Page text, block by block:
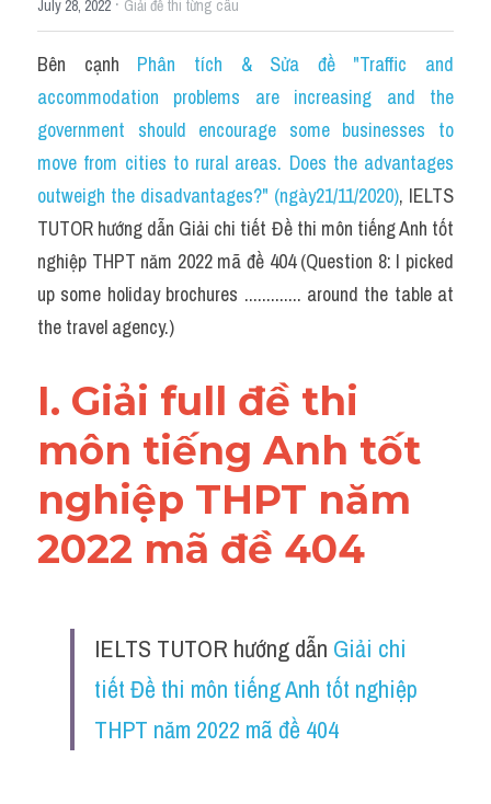
Idiom
Grammar
Collocation
Word form
Cách dùng từ
Phân biệt từ
Đề thi thật Task 2
Writing
Reading
Vocabulary
July 28, 2022 Giải đề thi từng câu
Bên cạnh Phân tích & Sửa đề "Traffic and
accommodation problems are increasing and the
government should encourage some businesses to
move from cities to rural areas. Does the advantages
outweigh the disadvantages?" (ngày21/11/2020), IELTS
TUTOR hướng dẫn Giải chi tiết Đề thi môn tiếng Anh tốt
nghiệp THPT năm 2022 mã đề 404 (Question 8: I picked
up some holiday brochures ............. around the table at
the travel agency.)
I. Giải full đề thi
môn tiếng Anh tốt
nghiệp THPT năm
2022 mã đề 404
IELTS TUTOR hướng dẫn Giải chi
tiết Đề thi môn tiếng Anh tốt nghiệp
THPT năm 2022 mã đề 404